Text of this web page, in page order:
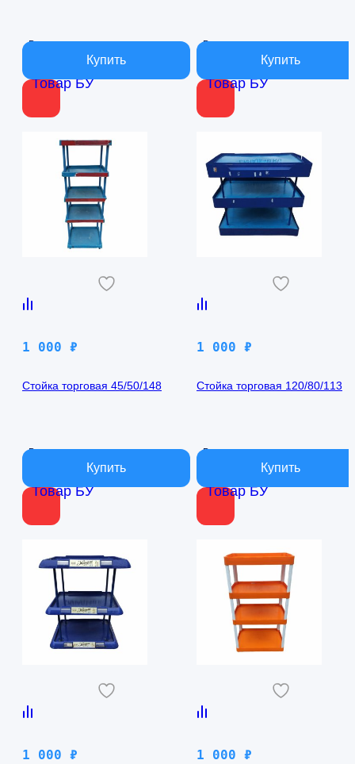
Товар БУ
В наличии
Товар БУ
В наличии
Товар БУ
1 000 ₽
Стойка торговая 45/50/148
В наличии
Товар БУ
1 000 ₽
Стойка торговая 120/80/113
В наличии
1 000 ₽ 1 000 ₽